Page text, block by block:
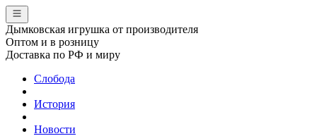
Дымковская игрушка от производителя
Оптом и в розницу
Доставка по РФ и миру
Слобода
История
Новости